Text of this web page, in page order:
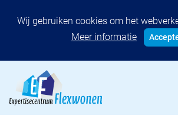
Wij gebruiken cookies om het
Meer informatie